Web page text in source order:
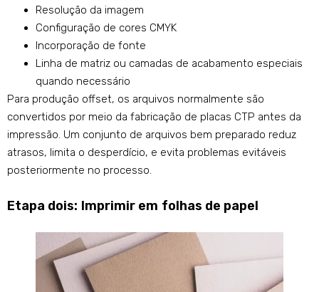
Resolução da imagem
Configuração de cores CMYK
Incorporação de fonte
Linha de matriz ou camadas de acabamento especiais
quando necessário
Para produção offset, os arquivos normalmente são
convertidos por meio da fabricação de placas CTP antes da
impressão. Um conjunto de arquivos bem preparado reduz
atrasos, limita o desperdício, e evita problemas evitáveis ​​
posteriormente no processo.
Etapa dois: Imprimir em folhas de papel